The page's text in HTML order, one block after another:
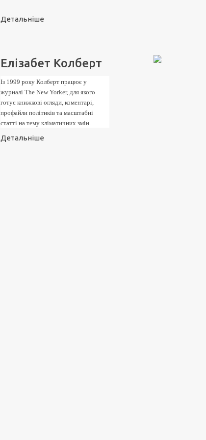
Детальніше
Елізабет Колберт
Із 1999 року Колберт працює у
журналі The New Yorker, для якого
готує книжкові огляди, коментарі,
профайли політиків та масштабні
статті на тему кліматичних змін.
Детальніше